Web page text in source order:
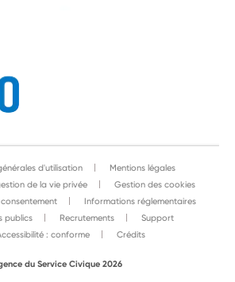
d'utilisation
Mentions légales
de la vie privée
Gestion des cookies
Informations réglementaires
publics
Recrutements
Support
: conforme
Crédits
du Service Civique 2026